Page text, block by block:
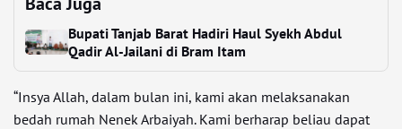
Bupati Tanjab Barat Hadiri Haul Syekh Abdul
Qadir Al-Jailani di Bram Itam
“Insya Allah, dalam bulan ini, kami akan melaksanakan
bedah rumah Nenek Arbaiyah. Kami berharap beliau dapat